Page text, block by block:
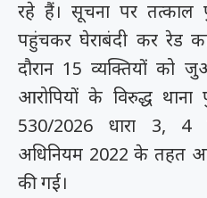
रहे हैं। सूचना पर तत्काल
पहुंचकर घेराबंदी कर रेड
दौरान 15 व्यक्तियों
आरोपियों के विरुद्ध
530/2026 धारा 3, 4
अधिनियम 2022 के तहत
की गई।